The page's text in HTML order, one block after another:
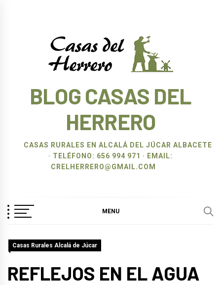
BLOG CASAS DEL
HERRERO
CASAS RURALES EN ALCALÁ DEL JÚCAR ALBACETE
· TELÉFONO: 656 994 971 · EMAIL:
CRELHERRERO@GMAIL.COM
MENU
Casas Rurales Alcalá de Júcar
REFLEJOS EN EL AGUA